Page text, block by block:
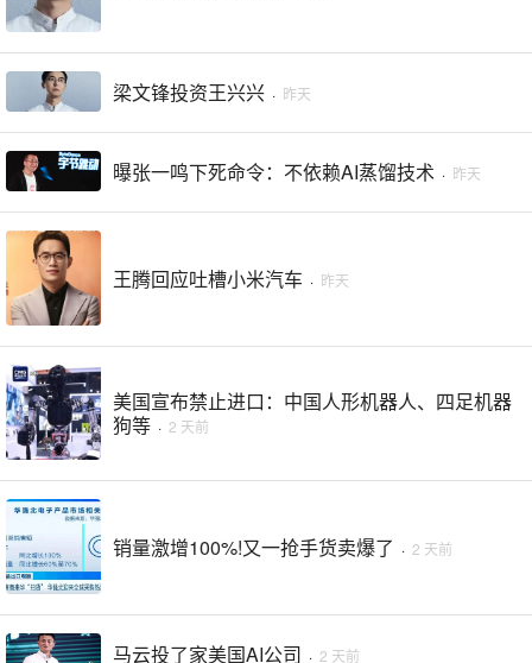
梁文锋投资王兴兴 · 昨天
曝张一鸣下死命令：不依赖AI蒸馏技术 · 昨天
王腾回应吐槽小米汽车 · 昨天
美国宣布禁止进口：中国人形机器人、四足机器
狗等 · 2 天前
销量激增100%!又一抢手货卖爆了 · 2 天前
马云投了家美国AI公司 · 2 天前